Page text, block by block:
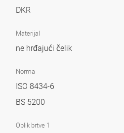
DKR
Materijal
ne hrđajući čelik
Norma
ISO 8434-6
BS 5200
Oblik brtve 1